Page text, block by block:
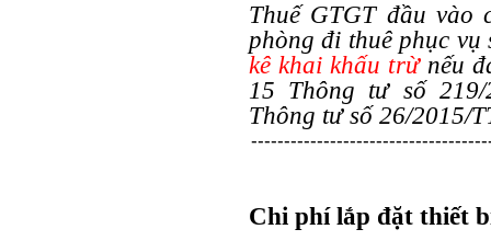
Thuế GTGT đầu vào
phòng đi thuê phục
kê khai khấu trừnếu
15 Thông tư số
Thông tư số 26/2015/
Chi phí lắp đặt thiết